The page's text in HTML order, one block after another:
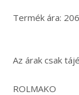
Termék ára:
Az árak csak
ROLMAKO